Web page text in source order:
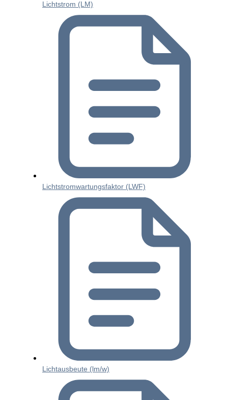
Lichtstrom (LM)
Lichtstromwartungsfaktor (LWF)
Lichtausbeute (lm/w)